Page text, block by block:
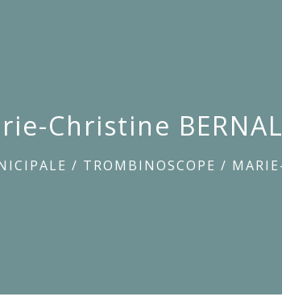
Christine BERNAL
/ TROMBINOSCOPE /